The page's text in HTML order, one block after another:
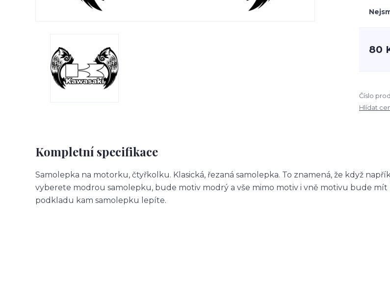
80
Číslo
Hlídat
Kompletní specifikace
Samolepka na motorku, čtyřkolku. Klasická, řezaná samolepka. To znamená, že když
vyberete modrou samolepku, bude motiv modrý a vše mimo motiv i vně motivu bude mít
podkladu kam samolepku lepíte.